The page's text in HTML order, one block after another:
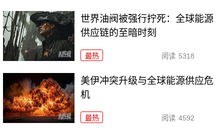
世界油阀被强行拧死：全球能源
供应链的至暗时刻
最热 阅读 5318
美伊冲突升级与全球能源供应危
机
最热 阅读 4592